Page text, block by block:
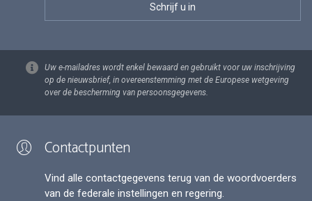
Uw e-mailadres wordt enkel bewaard en gebruikt voor uw inschrijving
op de nieuwsbrief, in overeenstemming met de Europese wetgeving
over de bescherming van persoonsgegevens.
Contactpunten
Vind alle contactgegevens terug van de woordvoerders
van de federale instellingen en regering.